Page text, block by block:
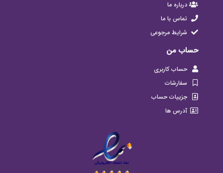
درباره ما
تماس با ما
شرایط مرجوعی
حساب من
حساب کاربری
سفارشات
جزییات حساب
آدرس ها